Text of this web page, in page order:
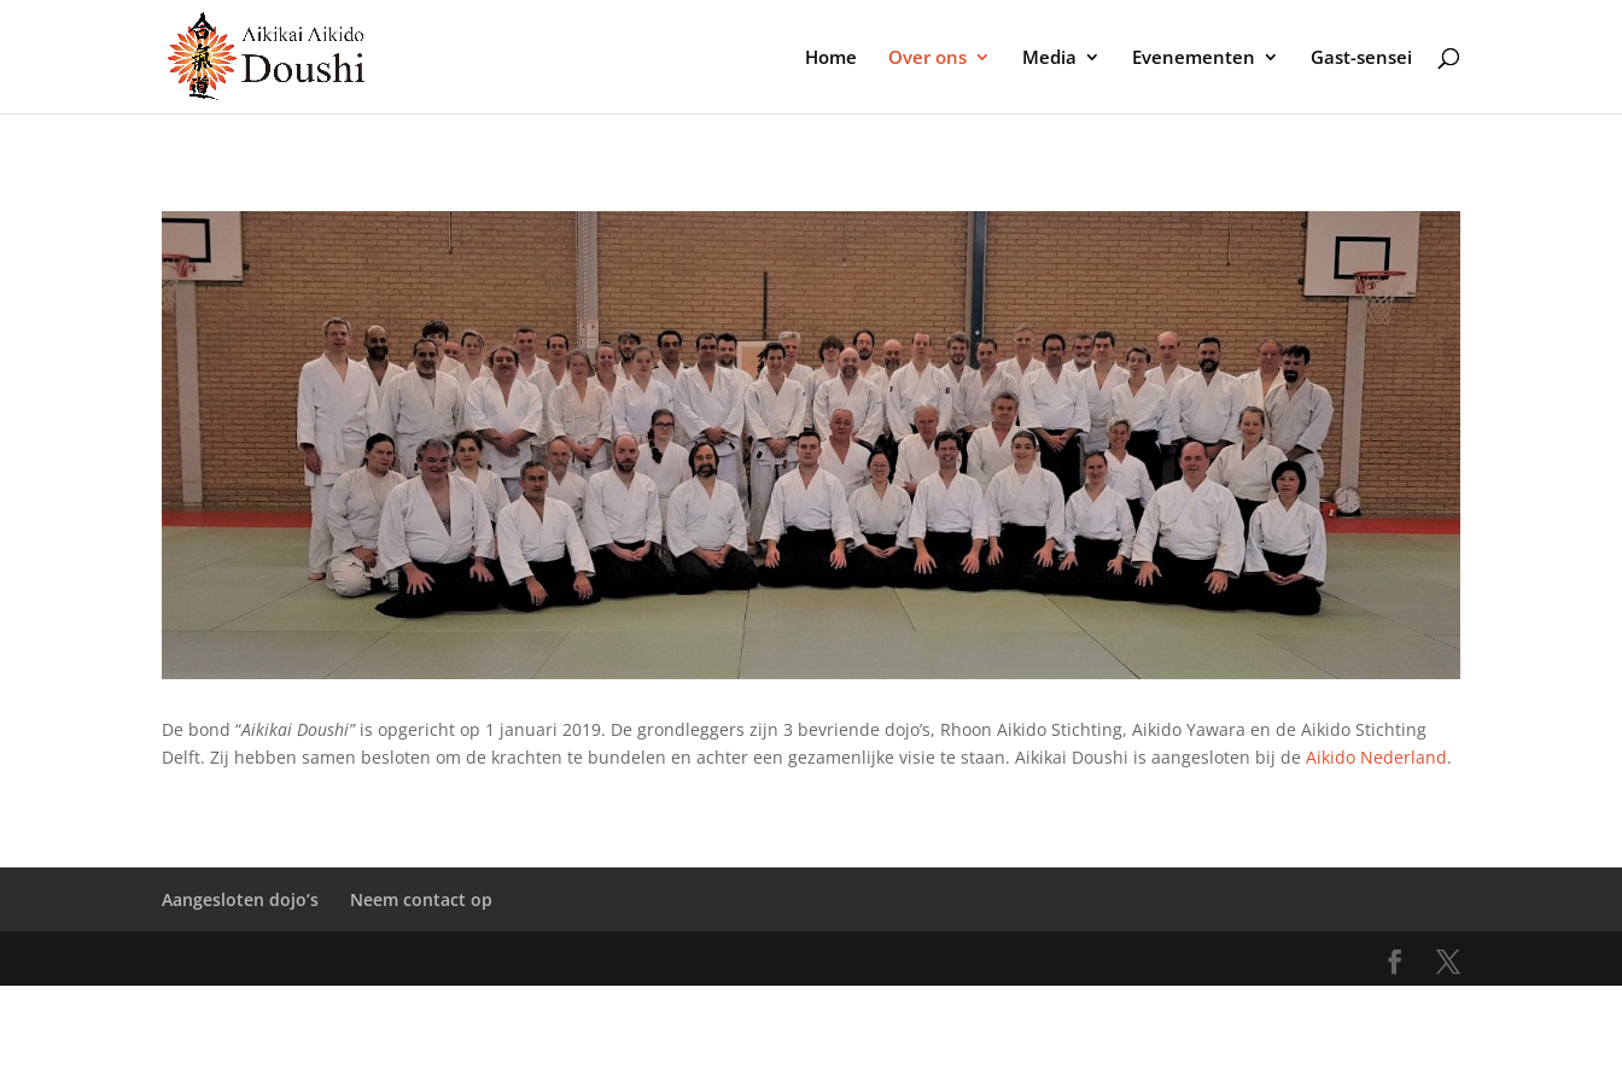
Home Over ons Media Evenementen Gast-sensei
De bond “Aikikai Doushi” is opgericht op 1 januari 2019. De grondleggers zijn 3 bevriende dojo’s, Rhoon Aikido Stichting, Aikido Yawara en de Aikido Stichting
Delft. Zij hebben samen besloten om de krachten te bundelen en achter een gezamenlijke visie te staan. Aikikai Doushi is aangesloten bij deAikido Nederland.
Aangesloten dojo’s Neem contact op